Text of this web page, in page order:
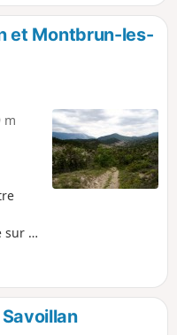
entre
et Montbrun-les-
m
sur le